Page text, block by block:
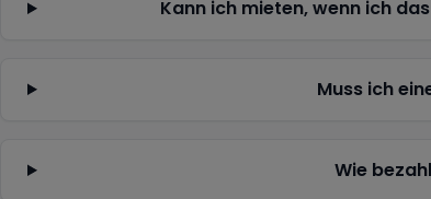
Kann ich mieten, wenn ich
Muss ich
Wie